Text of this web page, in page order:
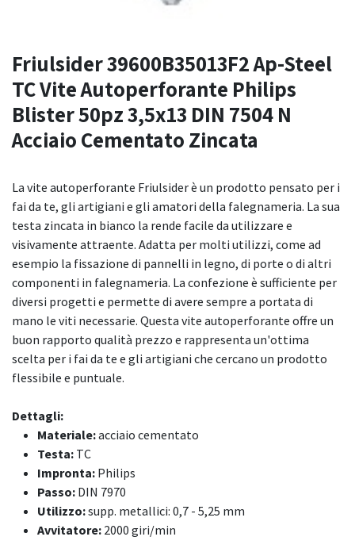
Friulsider 39600B35013F2 Ap-Steel
TC Vite Autoperforante Philips
Blister 50pz 3,5x13 DIN 7504 N
Acciaio Cementato Zincata
La vite autoperforante Friulsider è un prodotto pensato per i
fai da te, gli artigiani e gli amatori della falegnameria. La sua
testa zincata in bianco la rende facile da utilizzare e
visivamente attraente. Adatta per molti utilizzi, come ad
esempio la fissazione di pannelli in legno, di porte o di altri
componenti in falegnameria. La confezione è sufficiente per
diversi progetti e permette di avere sempre a portata di
mano le viti necessarie. Questa vite autoperforante offre un
buon rapporto qualità prezzo e rappresenta un'ottima
scelta per i fai da te e gli artigiani che cercano un prodotto
flessibile e puntuale.
Dettagli:
Materiale:acciaio cementato
Testa: TC
Impronta: Philips
Passo: DIN 7970
Utilizzo:supp. metallici: 0,7 - 5,25 mm
Avvitatore: 2000 giri/min